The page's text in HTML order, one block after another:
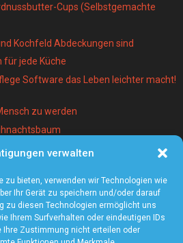
verwalten
zu bieten, verwenden wir Technologien wie
Ihr Gerät zu speichern und/oder darauf
zu diesen Technologien ermöglicht uns
Ihrem Surfverhalten oder eindeutigen IDs
Ihre Zustimmung nicht erteilen oder
Cups (Selbstgemachte
Kochfeld Abdeckungen sind
jede Küche
Software das Leben leichter macht!
zu werden
und Mentalist zu buchen?
Trends 2021